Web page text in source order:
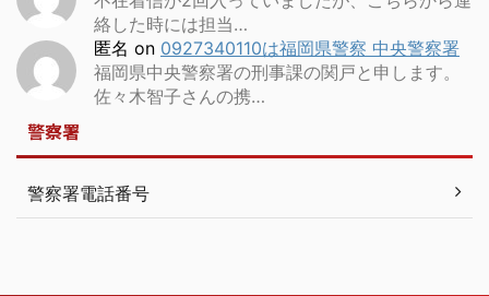
絡した時には担当…
匿名 on 0927340110は福岡県警察 中央警察署
福岡県中央警察署の刑事課の関戸と申します。
佐々木智子さんの携…
警察署
警察署電話番号